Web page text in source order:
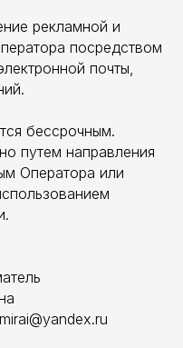
рекламной и
посредством
почты,
бессрочным.
путем направления
Оператора или